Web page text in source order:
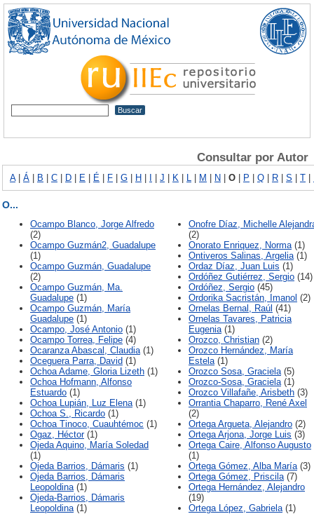
Consultar por Autor
A| Á B C D E É F G H J K L M N O P Q R S T
O...
Ocampo Blanco, Jorge Alfredo
(2)
Ocampo Guzmán2, Guadalupe
(1)
Ocampo Guzmán, Guadalupe
(2)
Ocampo Guzmán, Ma.
Guadalupe (1)
Ocampo Guzmán, María
Guadalupe (1)
Ocampo, José Antonio (1)
Ocampo Torrea, Felipe (4)
Ocaranza Abascal, Claudia(1)
Oceguera Parra, David (1)
Ochoa Adame, Gloria Lizeth (1)
Ochoa Hofmann, Alfonso
Estuardo (1)
Ochoa Lupián, Luz Elena(1)
Ochoa S., Ricardo (1)
Ochoa Tinoco, Cuauhtémoc (1)
Ogaz, Héctor(1)
Ojeda Aquino, María Soledad
(1)
Ojeda Barrios, Dámaris (1)
Ojeda Barrios, Dámaris
Leopoldina(1)
Ojeda-Barrios, Dámaris
Leopoldina(1)
Onofre Díaz, Michelle
(2)
Onorato Enriquez, Norma(1)
Ontiveros Salinas, Argelia(1)
Ordaz Díaz, Juan Luis (1)
Ordóñez Gutiérrez, Sergio (14)
Ordóñez, Sergio (45)
Ordorika Sacristán, Imanol (2)
Ornelas Bernal, Raúl (41)
Ornelas Tavares, Patricia
Eugenia(1)
Orozco, Christian (2)
Orozco Hernández, María
Estela(1)
Orozco Sosa, Graciela(5)
Orozco-Sosa, Graciela(1)
Orozco Villafañe, Arisbeth (3)
Orrantia Chaparro, René Axel
(2)
Ortega Argueta, Alejandro (2)
Ortega Arjona, Jorge Luis (3)
Ortega Caire, Alfonso Augusto
(1)
Ortega Gómez, Alba María(3)
Ortega Gómez, Priscila(7)
Ortega Hernández, Alejandro
(19)
Ortega López, Gabriela(1)